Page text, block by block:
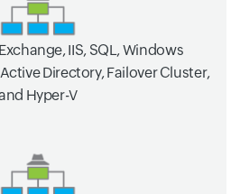
IIS, SQL, Windows
Directory, Failover Cluster,
Hyper-V